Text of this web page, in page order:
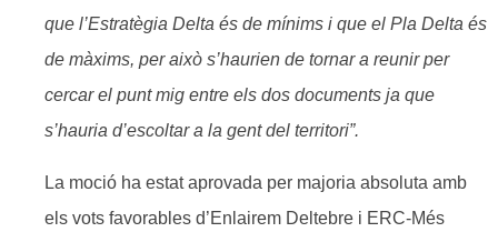
que l’Estratègia Delta és de mínims i que el Pla Delta és
de màxims, per això s’haurien de tornar a reunir per
cercar el punt mig entre els dos documents ja que
s’hauria d’escoltar a la gent del territori”.
La moció ha estat aprovada per majoria absoluta amb
els vots favorables d’Enlairem Deltebre i ERC-Més